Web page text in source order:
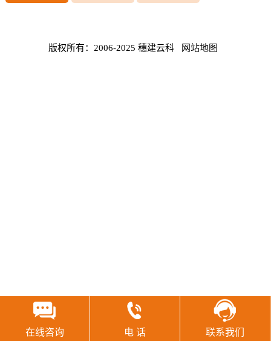
版权所有：2006-2025 穗建云科 网站地图
在线咨询 电 话 联系我们